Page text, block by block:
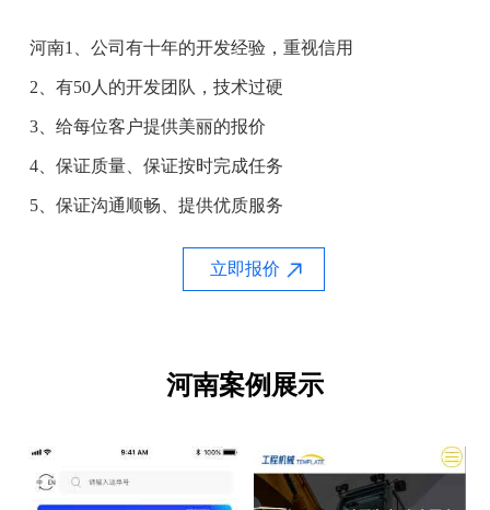
河南1、公司有十年的开发经验，重视信用
2、有50人的开发团队，技术过硬
3、给每位客户提供美丽的报价
4、保证质量、保证按时完成任务
5、保证沟通顺畅、提供优质服务
立即报价
河南案例展示